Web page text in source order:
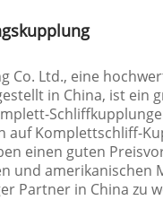
Co. Ltd., eine
in China, ist ein
auf Komplettschliff-
einen guten
und amerikanischen
Partner in China zu